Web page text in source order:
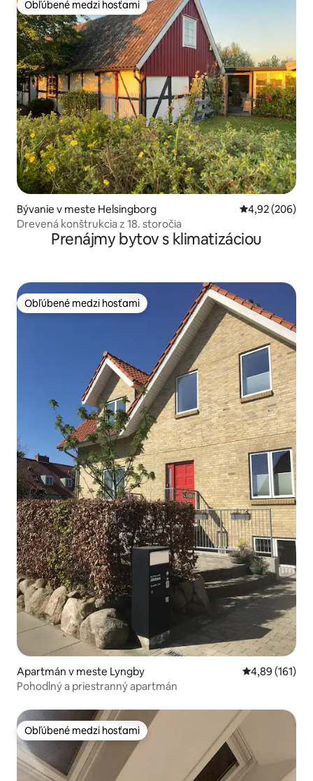
Obľúbené medzi hosťami
Obľúbené medzi hosťami
Bývanie v meste Helsingborg Priemerné
4,92 (206)
Drevená konštrukcia z 18. storočia
Prenájmy bytov s klimatizáciou
Obľúbené medzi hosťami
Obľúbené medzi hosťami
Apartmán v meste Lyngby Priemerné
4,89 (161)
Pohodlný a priestranný apartmán
Obľúbené medzi hosťami
Obľúbené medzi hosťami